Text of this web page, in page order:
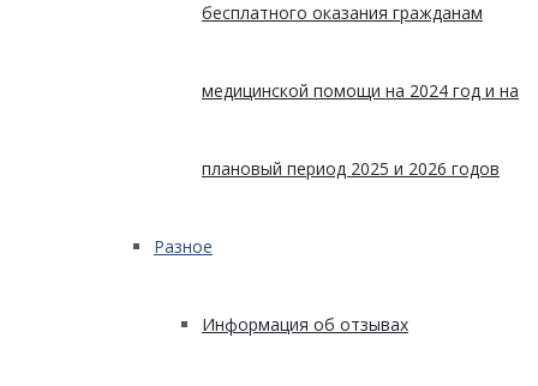
бесплатного оказания гражданам
медицинской помощи на 2024 год и на
плановый период 2025 и 2026 годов
Разное
Информация об отзывах